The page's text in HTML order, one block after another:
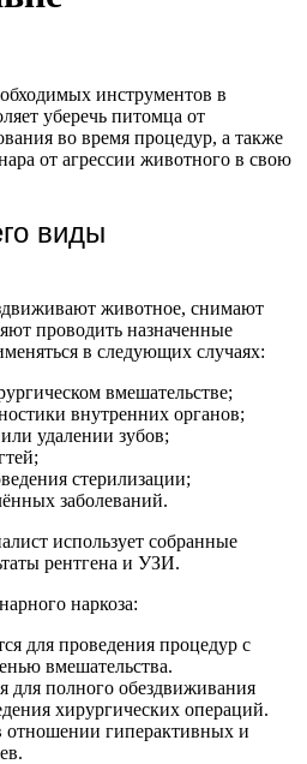
инструментов в
уберечь питомца от
во время процедур, а также
от агрессии животного в свою
виды
животное, снимают
проводить назначенные
в следующих случаях:
вмешательстве;
внутренних органов;
удалении зубов;
стерилизации;
заболеваний.
использует собранные
рентгена и УЗИ.
наркоза:
для проведения процедур с
вмешательства.
для полного обездвиживания
хирургических операций.
отношении гиперактивных и